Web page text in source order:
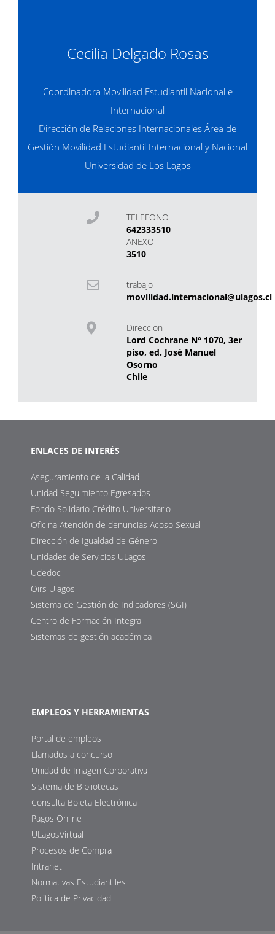
Cecilia Delgado Rosas
Coordinadora Movilidad Estudiantil Nacional e
Internacional
Dirección de Relaciones Internacionales Área de
Gestión Movilidad Estudiantil Internacional y Nacional
Universidad de Los Lagos
TELEFONO
642333510
ANEXO
3510
trabajo
movilidad.internacional@ulagos.cl
Direccion
Lord Cochrane N° 1070, 3er
piso, ed. José Manuel
Osorno
Chile
ENLACES DE INTERÉS
Aseguramiento de la Calidad
Unidad Seguimiento Egresados
Fondo Solidario Crédito Universitario
Oficina Atención de denuncias Acoso Sexual
Dirección de Igualdad de Género
Unidades de Servicios ULagos
Udedoc
Oirs Ulagos
Sistema de Gestión de Indicadores (SGI)
Centro de Formación Integral
Sistemas de gestión académica
EMPLEOS Y HERRAMIENTAS
Portal de empleos
Llamados a concurso
Unidad de Imagen Corporativa
Sistema de Bibliotecas
Consulta Boleta Electrónica
Pagos Online
ULagosVirtual
Procesos de Compra
Intranet
Normativas Estudiantiles
Política de Privacidad